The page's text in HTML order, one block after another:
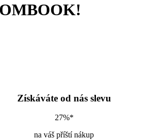
Získáváte od nás slevu
27%*
na váš příští nákup